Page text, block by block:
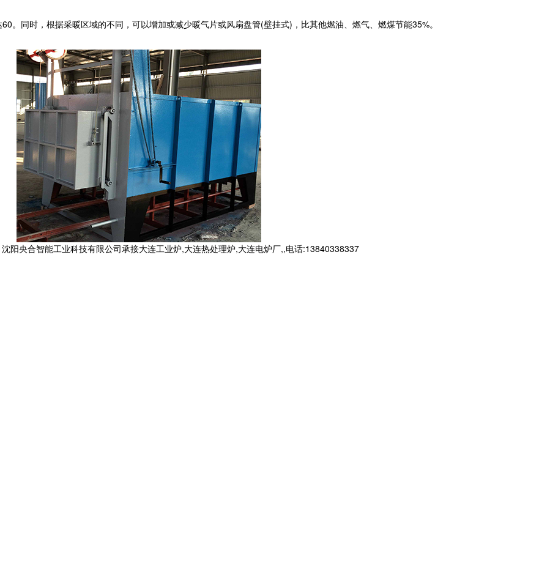
。同时，根据采暖区域的不同，可以增加或减少暖气片或风扇盘管(壁挂式)，比其他燃油、燃气、燃煤节能35%。
阳央合智能工业科技有限公司承接大连工业炉,大连热处理炉,大连电炉厂,,电话:13840338337